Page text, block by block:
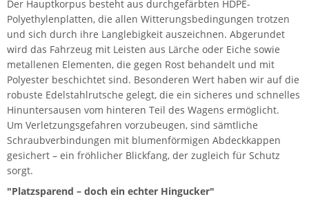
Der Hauptkorpus besteht aus durchgefärbten HDPE-
Polyethylenplatten, die allen Witterungsbedingungen trotzen
und sich durch ihre Langlebigkeit auszeichnen. Abgerundet
wird das Fahrzeug mit Leisten aus Lärche oder Eiche sowie
metallenen Elementen, die gegen Rost behandelt und mit
Polyester beschichtet sind. Besonderen Wert haben wir auf die
robuste Edelstahlrutsche gelegt, die ein sicheres und schnelles
Hinuntersausen vom hinteren Teil des Wagens ermöglicht.
Um Verletzungsgefahren vorzubeugen, sind sämtliche
Schraubverbindungen mit blumenförmigen Abdeckkappen
gesichert – ein fröhlicher Blickfang, der zugleich für Schutz
sorgt.
"Platzsparend – doch ein echter Hingucker"